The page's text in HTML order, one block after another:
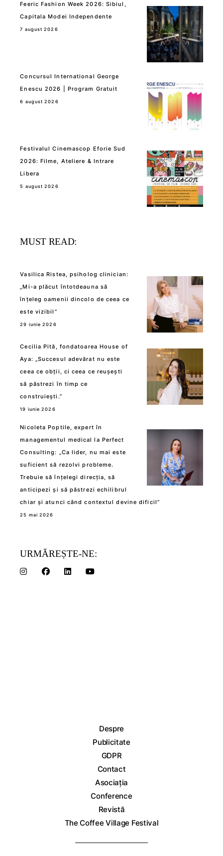
Feeric Fashion Week 2026: Sibiul,
Capitala Modei Independente
7 august 2026
Concursul International George
Enescu 2026 | Program Gratuit
6 august 2026
Festivalul Cinemascop Eforie Sud
2026: Filme, Ateliere & Intrare
Libera
5 august 2026
MUST READ:
Vasilica Ristea, psiholog clinician:
„Mi-a plăcut întotdeauna să
înțeleg oamenii dincolo de ceea ce
este vizibil”
29 iunie 2026
Cecilia Pită, fondatoarea House of
Aya: „Succesul adevărat nu este
ceea ce obții, ci ceea ce reușești
să păstrezi în timp ce
construiești.”
19 iunie 2026
Nicoleta Poptile, expert în
managementul medical la Perfect
Consulting: „Ca lider, nu mai este
suficient să rezolvi probleme.
Trebuie să înțelegi direcția, să
anticipezi și să păstrezi echilibrul
chiar și atunci când contextul devine dificil”
25 mai 2026
URMĂREȘTE-NE:
Despre
Publicitate
GDPR
Contact
Asociația
Conference
Revistă
The Coffee Village Festival